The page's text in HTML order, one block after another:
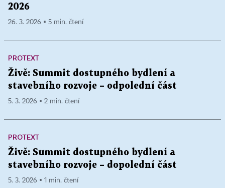
2026
26. 3. 2026 ▪ 5 min. čtení
PROTEXT
Živě: Summit dostupného bydlení a
stavebního rozvoje – odpolední část
5. 3. 2026 ▪ 2 min. čtení
PROTEXT
Živě: Summit dostupného bydlení a
stavebního rozvoje – dopolední část
5. 3. 2026 ▪ 1 min. čtení